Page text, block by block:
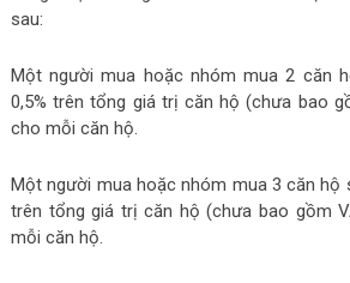
sau:
Một người mua hoặc nhóm mua 2 căn
0,5% trên tổng giá trị căn hộ (chưa bao
cho mỗi căn hộ.
Một người mua hoặc nhóm mua 3 căn hộ
trên tổng giá trị căn hộ (chưa bao gồm
mỗi căn hộ.